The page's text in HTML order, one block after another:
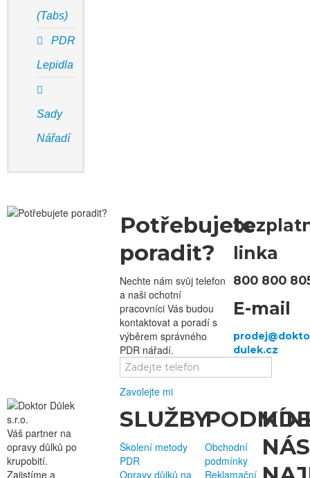
(Tabs)
PDR
Lepidla
Sady
Nářadí
Potřebujete
poradit?
Nechte nám svůj telefon
a naši ochotní
pracovníci Vás budou
kontaktovat a poradí s
výběrem správného
PDR nářadí.
Zavolejte mi
linka
800 800
E-mail
Váš partner na
opravy důlků po
krupobití.
Zajistíme a
SLUŽBY
Školení metody
PDR
Opravy důlků na
Obchodní
podmínky
Reklamační
KDE
NÁS